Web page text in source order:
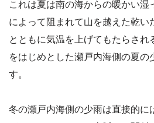
これは夏は南の海からの暖かい湿
によって阻まれて山を越えた乾い
とともに気温を上げてもたらされ
をはじめとした瀬戸内海側の夏の
す。
冬の瀬戸内海側の少雨は直接的に